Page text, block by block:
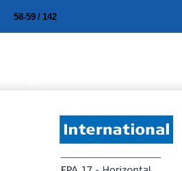
58-59 / 142